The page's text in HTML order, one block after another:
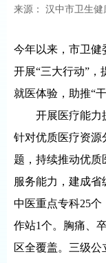
来源： 汉中市卫生健
今年以来，市卫健
开展“三大行动”
就医体验，助推“
开展医疗能力提
针对优质医疗资源
题，持续推动优质
服务能力，建成省
中医重点专科25个
作站1个。胸痛、
区全覆盖。三级